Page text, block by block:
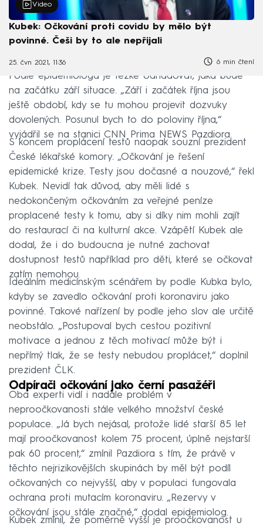
Video
Kubek: Očkování proti covidu by mělo být
povinné. Češi by to ale nepřijali
25. čvn 2021, 11:36 6 min čtení
Podle epidemiologa je těžké odhadovat, jaká bude
na začátku září situace. „Září i začátek října jsou
ještě období, kdy se tu mohou projevit dozvuky
dovolených. Posunul bych to do poloviny října,“
vyjádřil se na stanici CNN Prima NEWS Pazdiora.
S koncem proplácení testů naopak souzní prezident
České lékařské komory. „Očkování je řešení
epidemické krize. Testy jsou dočasné a nouzové,“ řekl
Kubek. Nevidí tak důvod, aby měli lidé s
nedokončeným očkováním za veřejné peníze
proplacené testy k tomu, aby si díky nim mohli zajít
do restaurací či na kulturní akce. Vzápětí Kubek ale
dodal, že i do budoucna je nutné zachovat
dostupnost testů například pro děti, které se očkovat
zatím nemohou.
Ideálním medicínským scénářem by podle Kubka bylo,
kdyby se zavedlo očkování proti koronaviru jako
povinné. Takové nařízení by podle jeho slov ale určitě
neobstálo. „Postupoval bych cestou pozitivní
motivace a jednou z těch motivací může být i
nepřímý tlak, že se testy nebudou proplácet,“ doplnil
prezident ČLK.
Odpírači očkování jako černí pasažéři
Oba experti vidí i nadále problém v
neproočkovanosti stále velkého množství české
populace. „Já bych nejásal, protože lidé starší 85 let
mají proočkovanost kolem 75 procent, úplně nejstarší
pak 60 procent,“ zmínil Pazdiora s tím, že právě v
těchto nejrizikovějších skupinách by měl být podíl
očkovaných co nejvyšší, aby v populaci fungovala
ochrana proti mutacím koronaviru. „Rezervy v
očkování jsou stále značné,“ dodal epidemiolog.
Kubek zmínil, že poměrně vyšší je proočkovanost u